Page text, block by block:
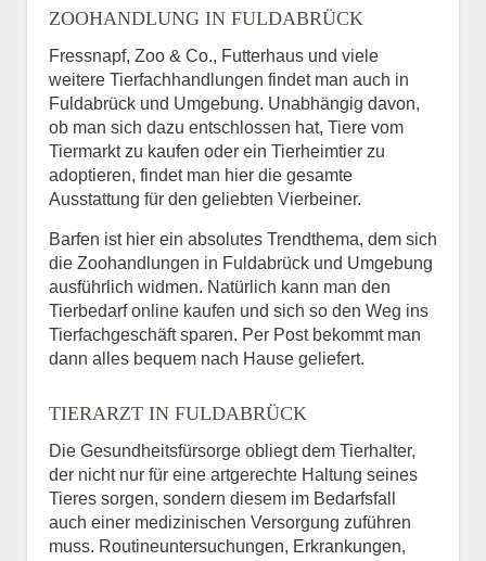
ZOOHANDLUNG IN FULDABRÜCK
Fressnapf, Zoo & Co., Futterhaus und viele
weitere Tierfachhandlungen findet man auch in
Fuldabrück und Umgebung. Unabhängig davon,
ob man sich dazu entschlossen hat, Tiere vom
Tiermarkt zu kaufen oder ein Tierheimtier zu
adoptieren, findet man hier die gesamte
Ausstattung für den geliebten Vierbeiner.
Barfen ist hier ein absolutes Trendthema, dem sich
die Zoohandlungen in Fuldabrück und Umgebung
ausführlich widmen. Natürlich kann man den
Tierbedarf online kaufen und sich so den Weg ins
Tierfachgeschäft sparen. Per Post bekommt man
dann alles bequem nach Hause geliefert.
TIERARZT IN FULDABRÜCK
Die Gesundheitsfürsorge obliegt dem Tierhalter,
der nicht nur für eine artgerechte Haltung seines
Tieres sorgen, sondern diesem im Bedarfsfall
auch einer medizinischen Versorgung zuführen
muss. Routineuntersuchungen, Erkrankungen,